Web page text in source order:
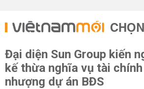
CHỌN
Đại diện Sun Group kiến
kế thừa nghĩa vụ tài
nhượng dự án BĐS